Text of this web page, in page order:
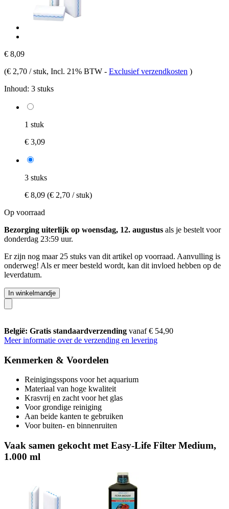
€ 8,09
(€ 2,70 / stuk, Incl. 21% BTW - Exclusief verzendkosten )
Inhoud: 3 stuks
1 stuk
€ 3,09
3 stuks
€ 8,09 (€ 2,70 / stuk)
Op voorraad
Bezorging uiterlijk op woensdag, 12. augustus als je bestelt voor
donderdag 23:59 uur.
Er zijn nog maar 25 stuks van dit artikel op voorraad. Aanvulling is
onderweg! Als er meer besteld wordt, kan dit invloed hebben op de
leverdatum.
In winkelmandje
België: Gratis standaardverzending vanaf € 54,90
Meer informatie over de verzending en levering
Kenmerken & Voordelen
Reinigingsspons voor het aquarium
Materiaal van hoge kwaliteit
Krasvrij en zacht voor het glas
Voor grondige reiniging
Aan beide kanten te gebruiken
Voor buiten- en binnenruiten
Vaak samen gekocht met Easy-Life Filter Medium,
1.000 ml